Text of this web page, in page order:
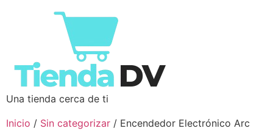
Una tienda cerca de ti
Inicio / Sin categorizar / Encendedor Electrónico Arc